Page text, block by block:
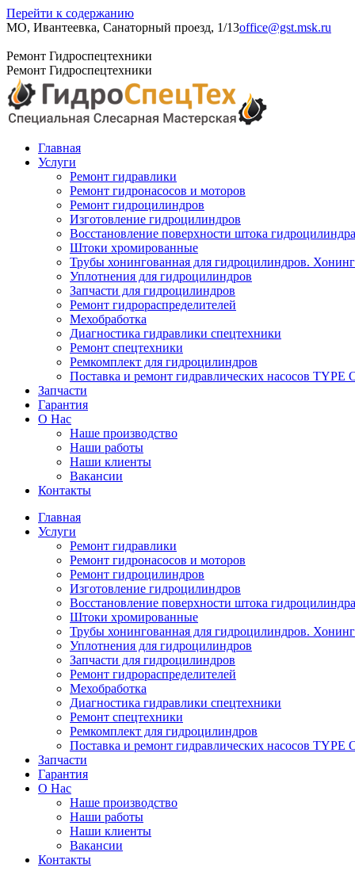
Перейти к содержанию
МО, Ивантеевка, Санаторный проезд, 1/13office@gst.msk.ru
Ремонт Гидроспецтехники
Ремонт Гидроспецтехники
Главная
Услуги
Ремонт гидравлики
Ремонт гидронасосов и моторов
Ремонт гидроцилиндров
Изготовление гидроцилиндров
Восстановление поверхности штока гидроцилиндра
Штоки хромированные
Трубы хонингованная для гидроцилиндров.
Уплотнения для гидроцилиндров
Запчасти для гидроцилиндров
Ремонт гидрораспределителей
Мехобработка
Диагностика гидравлики спецтехники
Ремонт спецтехники
Ремкомплект для гидроцилиндров
Поставка и ремонт гидравлических насосов
Запчасти
Гарантия
О Нас
Наше производство
Наши работы
Наши клиенты
Вакансии
Контакты
Главная
Услуги
Ремонт гидравлики
Ремонт гидронасосов и моторов
Ремонт гидроцилиндров
Изготовление гидроцилиндров
Восстановление поверхности штока гидроцилиндра
Штоки хромированные
Трубы хонингованная для гидроцилиндров.
Уплотнения для гидроцилиндров
Запчасти для гидроцилиндров
Ремонт гидрораспределителей
Мехобработка
Диагностика гидравлики спецтехники
Ремонт спецтехники
Ремкомплект для гидроцилиндров
Поставка и ремонт гидравлических насосов
Запчасти
Гарантия
О Нас
Наше производство
Наши работы
Наши клиенты
Вакансии
Контакты